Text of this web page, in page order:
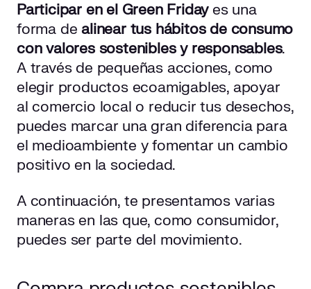
Participar en el Green Friday es una
forma dealinear tus hábitos de consumo
con valores sostenibles y responsables.
A través de pequeñas acciones, como
elegir productos ecoamigables, apoyar
al comercio local o reducir tus desechos,
puedes marcar una gran diferencia para
el medioambiente y fomentar un cambio
positivo en la sociedad.
A continuación, te presentamos varias
maneras en las que, como consumidor,
puedes ser parte del movimiento.